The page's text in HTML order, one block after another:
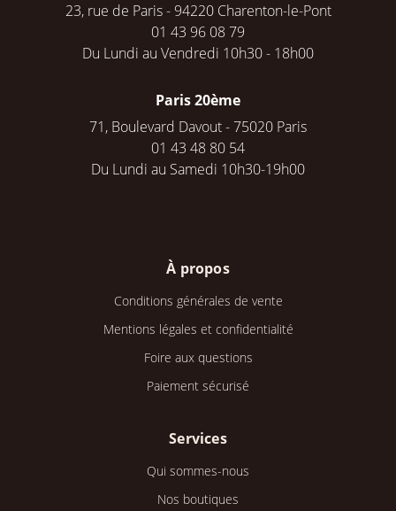
23, rue de Paris - 94220 Charenton-le-Pont
01 43 96 08 79
Du Lundi au Vendredi 10h30 - 18h00
Paris 20ème
71, Boulevard Davout - 75020 Paris
01 43 48 80 54
Du Lundi au Samedi 10h30-19h00
À propos
Conditions générales de vente
Mentions légales et confidentialité
Foire aux questions
Paiement sécurisé
Services
Qui sommes-nous
Nos boutiques